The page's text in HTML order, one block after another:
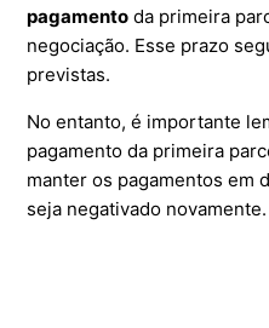
pagamento da primeira
negociação. Esse prazo
previstas.
No entanto, é importante
pagamento da primeira
manter os pagamentos em
seja negativado novamente.